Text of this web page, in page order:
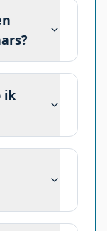
ik